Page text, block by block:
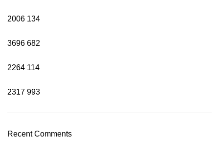
2006 134
3696 682
2264 114
2317 993
Recent Comments